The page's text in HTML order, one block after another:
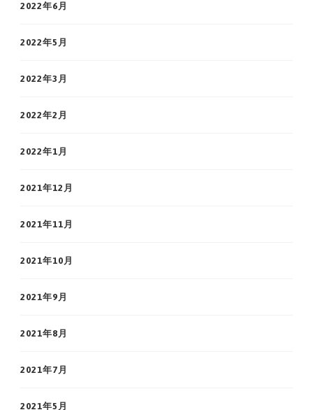
2022年6月
2022年5月
2022年3月
2022年2月
2022年1月
2021年12月
2021年11月
2021年10月
2021年9月
2021年8月
2021年7月
2021年5月